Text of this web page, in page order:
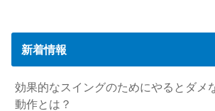
新着情報
効果的なスイングのためにやるとダメ
動作とは？